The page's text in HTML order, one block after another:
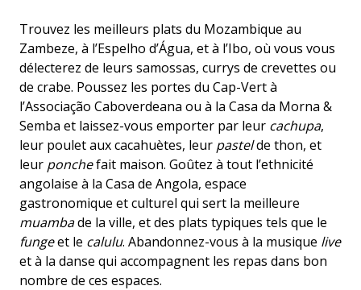
Trouvez les meilleurs plats du Mozambique au
Zambeze, à l’Espelho d’Água, et à l’Ibo, où vous vous
délecterez de leurs samossas, currys de crevettes ou
de crabe. Poussez les portes du Cap-Vert à
l’Associação Caboverdeana ou à la Casa da Morna &
Semba et laissez-vous emporter par leur cachupa,
leur poulet aux cacahuètes, leur pastelde thon, et
leur ponchefait maison. Goûtez à tout l’ethnicité
angolaise à la Casa de Angola, espace
gastronomique et culturel qui sert la meilleure
muambade la ville, et des plats typiques tels que le
fungeet le calulu. Abandonnez-vous à la musique live
et à la danse qui accompagnent les repas dans bon
nombre de ces espaces.